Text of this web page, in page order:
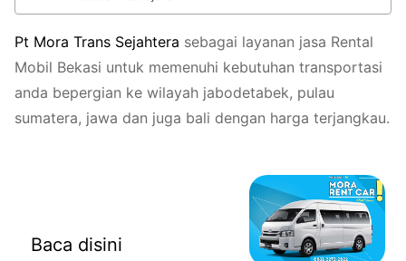
Pt Mora Trans Sejahtera sebagai layanan jasa Rental
Mobil Bekasi untuk memenuhi kebutuhan transportasi
anda bepergian ke wilayah jabodetabek, pulau
sumatera, jawa dan juga bali dengan harga terjangkau.
Baca disini